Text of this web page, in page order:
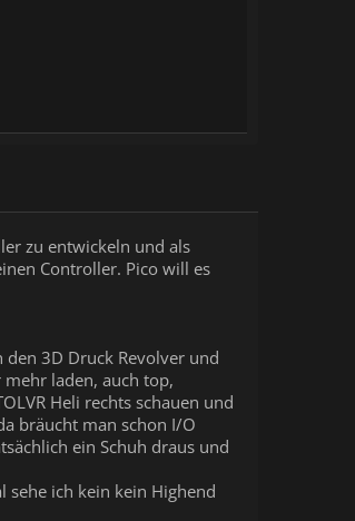
zu entwickeln und als
Controller. Pico will es
3D Druck Revolver und
laden, auch top,
Heli rechts schauen und
bräucht man schon I/O
ein Schuh draus und
sehe ich kein kein Highend